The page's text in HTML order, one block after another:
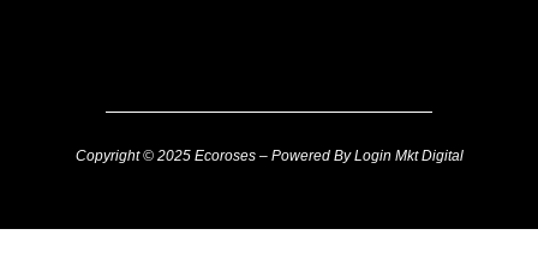
Copyright © 2025 Ecoroses – Powered By Login Mkt Digital